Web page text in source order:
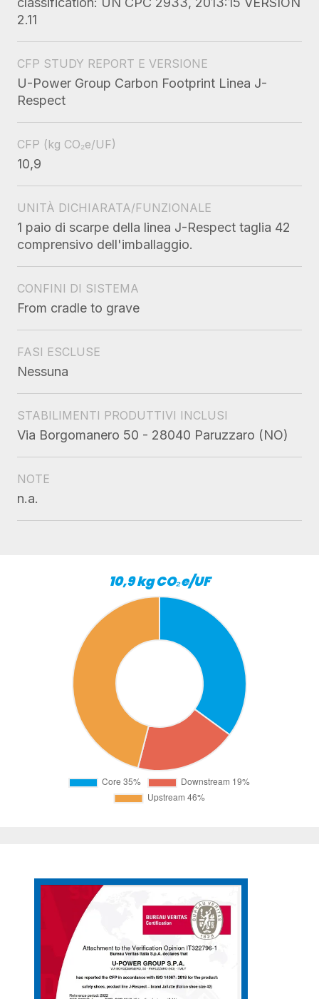
2.11
CFP STUDY REPORT E VERSIONE
U-Power Group Carbon Footprint Linea J-
Respect
CFP (kg CO₂e/UF)
10,9
UNITÀ DICHIARATA/FUNZIONALE
1 paio di scarpe della linea J-Respect taglia 42
comprensivo dell'imballaggio.
CONFINI DI SISTEMA
From cradle to grave
FASI ESCLUSE
Nessuna
STABILIMENTI PRODUTTIVI INCLUSI
Via Borgomanero 50 - 28040 Paruzzaro (NO)
NOTE
n.a.
10,9 kg CO₂e/UF